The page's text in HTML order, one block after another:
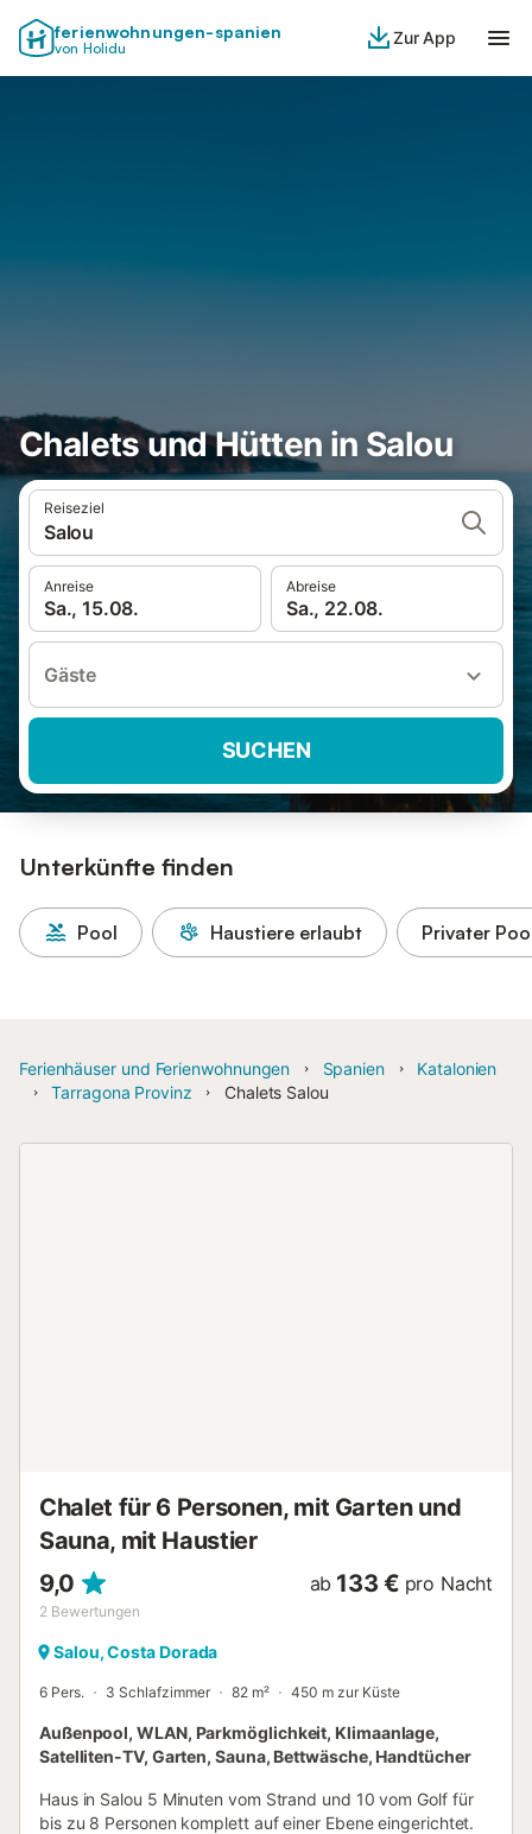
ferienwohnungen-spanien
von Holidu
Zur App
Chalets und Hütten in Salou
Reiseziel
Salou
Anreise
Sa., 15.08.
Abreise
Sa., 22.08.
Gäste
SUCHEN
Unterkünfte finden
Pool Haustiere erlaubt Privater
Ferienhäuser und Ferienwohnungen Spanien
Katalonien
Tarragona Provinz
Chalets Salou
Chalet für 6 Personen, mit Garten und
Sauna, mit Haustier
9,0
2 Bewertungen
ab 133 € pro Nacht
Salou, Costa Dorada
6 Pers. 3 Schlafzimmer 82 m² 450 m zur Küste
Außenpool, WLAN, Parkmöglichkeit, Klimaanlage,
Satelliten-TV, Garten, Sauna, Bettwäsche, Handtücher
Haus in Salou 5 Minuten vom Strand und 10 vom Golf für
bis zu 8 Personen komplett auf einer Ebene eingerichtet.